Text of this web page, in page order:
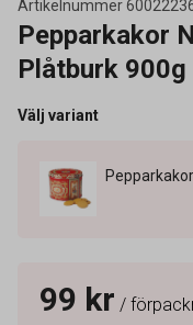
Artikelnummer
Pepparkakor
Plåtburk 900g
Välj variant
99 kr /